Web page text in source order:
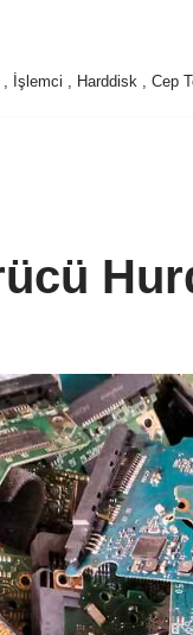
, Harddisk , Cep